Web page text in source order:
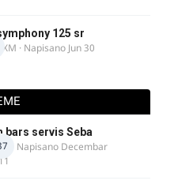
125 sr
· Napisano Jun 30
bars servis Seba
· Napisano Decembar